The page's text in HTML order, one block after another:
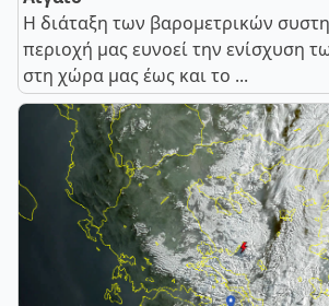
Η διάταξη των βαρομετρικών
περιοχή μας ευνοεί την ενίσχυση
στη χώρα μας έως και το ...